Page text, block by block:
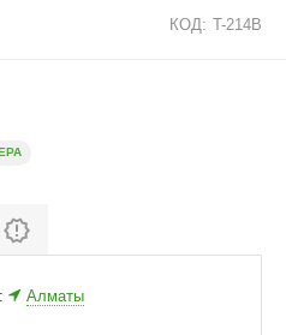
КОД: T-214B
Алматы